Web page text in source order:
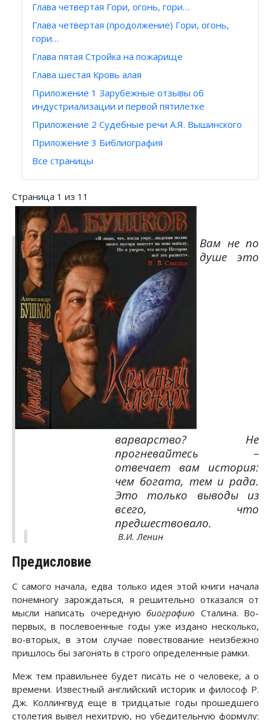
Глава четвертая Гори, огонь, гори…
Глава четвертая (продолжение) Гори, огонь,
гори…
Глава пятая Стройка на пожарище
Глава шестая Кровь алая
Приложение 1 Зарубежные отзывы об
индустриализации и первой пятилетке
Приложение 2 Судебные речи А.Я. Вышинского
Приложение 3 Библиография
Все страницы
Страница 1 из 11
Вам не по
душе это
варварство? Не
прогневайтесь –
отвечает вам история:
чем богата, тем и рада.
Это только выводы из
всего, что
предшествовало.
В.И. Ленин
Предисловие
С самого начала, едва только идея этой книги начала
понемногу зарождаться, я решительно отказался от
мысли написать очереднуюбиографию Сталина. Во-
первых, в послевоенные годы уже издано несколько,
во-вторых, в этом случае повествование неизбежно
пришлось бы загонять в строго определенные рамки.
Меж тем правильнее будет писать не о человеке, а о
времени. Известный английский историк и философ Р.
Дж. Коллингвуд еще в тридцатые годы прошедшего
столетия вывел нехитрую, но убедительную формулу: